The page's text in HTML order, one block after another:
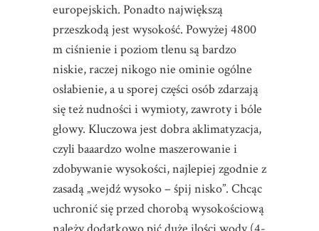
europejskich. Ponadto największą
przeszkodą jest wysokość. Powyżej 4800
m ciśnienie i poziom tlenu są bardzo
niskie, raczej nikogo nie ominie ogólne
osłabienie, a u sporej części osób zdarzają
się też nudności i wymioty, zawroty i bóle
głowy. Kluczowa jest dobra aklimatyzacja,
czyli baaardzo wolne maszerowanie i
zdobywanie wysokości, najlepiej zgodnie z
zasadą „wejdź wysoko – śpij nisko”. Chcąc
uchronić się przed chorobą wysokościową